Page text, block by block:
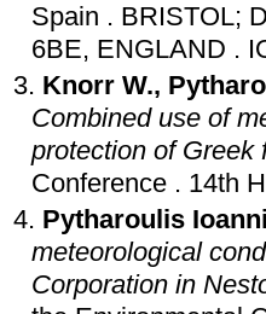
Spain . BRISTOL;
6BE, ENGLAND .
Knorr W.,
Combined use of
protection of Greek
Conference . 14th
Pytharoulis
meteorological
Corporation in